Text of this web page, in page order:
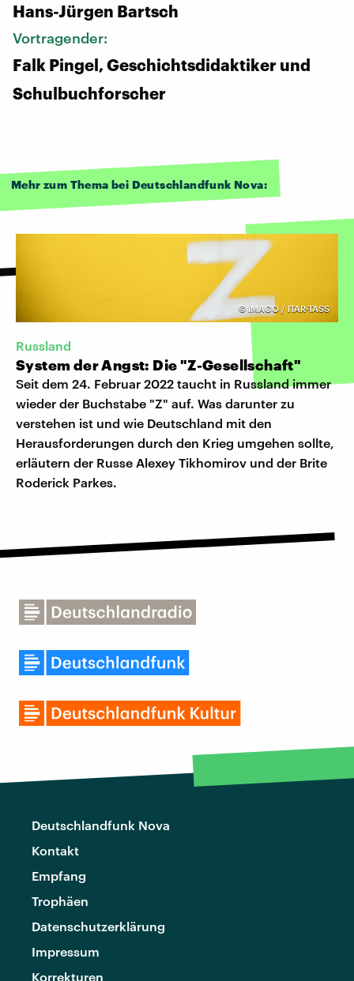
Hans-Jürgen Bartsch
Vortragender:
Falk Pingel, Geschichtsdidaktiker und
Schulbuchforscher
Mehr zum Thema bei Deutschlandfunk Nova:
© IMAGO / ITAR-TASS
Russland
System der Angst: Die "Z-Gesellschaft"
Seit dem 24. Februar 2022 taucht in Russland immer
wieder der Buchstabe "Z" auf. Was darunter zu
verstehen ist und wie Deutschland mit den
Herausforderungen durch den Krieg umgehen sollte,
erläutern der Russe Alexey Tikhomirov und der Brite
Roderick Parkes.
Deutschlandfunk Nova
Kontakt
Empfang
Trophäen
Datenschutzerklärung
Impressum
Korrekturen